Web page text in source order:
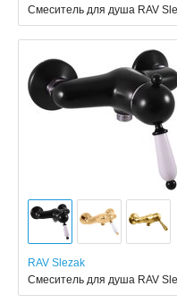
Смеситель для душа RAV
RAV Slezak
Смеситель для душа RAV